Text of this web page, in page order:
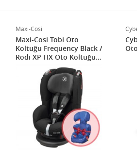
Maxi-Cosi
Maxi-Cosi Tobi Oto
Koltuğu Frequency Black /
Rodi XP FİX Oto Koltuğu
Electric Blue Hediyeli